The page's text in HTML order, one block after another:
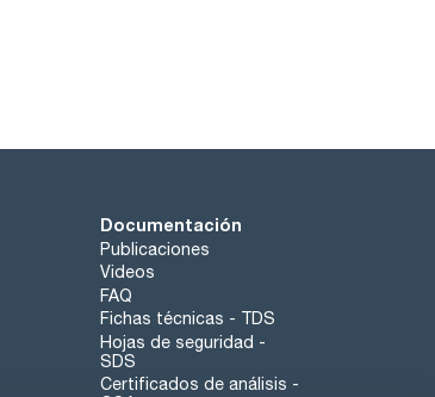
Documentación
Publicaciones
Videos
FAQ
Fichas técnicas - TDS
Hojas de seguridad -
SDS
Certificados de análisis -